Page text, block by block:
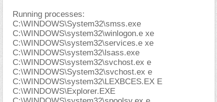
Running processes:
C:\WINDOWS\System32\smss.exe
C:\WINDOWS\system32\winlogon.e xe
C:\WINDOWS\system32\services.e xe
C:\WINDOWS\system32\lsass.exe
C:\WINDOWS\system32\svchost.ex e
C:\WINDOWS\System32\svchost.ex e
C:\WINDOWS\system32\LEXBCES.EX E
C:\WINDOWS\Explorer.EXE